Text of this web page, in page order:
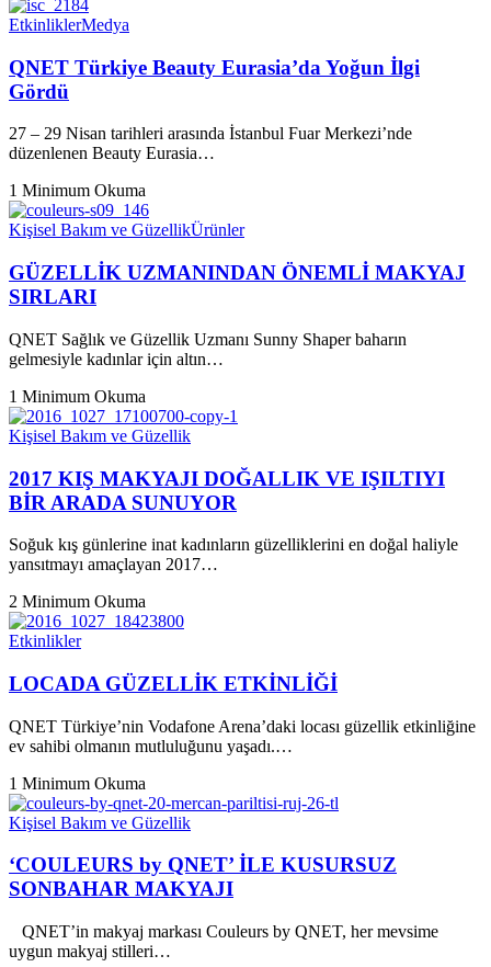
EtkinliklerMedya
QNET Türkiye Beauty Eurasia’da Yoğun İlgi
Gördü
27 – 29 Nisan tarihleri arasında İstanbul Fuar Merkezi’nde
düzenlenen Beauty Eurasia…
1 Minimum Okuma
Kişisel Bakım ve GüzellikÜrünler
GÜZELLİK UZMANINDAN ÖNEMLİ MAKYAJ
SIRLARI
QNET Sağlık ve Güzellik Uzmanı Sunny Shaper baharın
gelmesiyle kadınlar için altın…
1 Minimum Okuma
Kişisel Bakım ve Güzellik
2017 KIŞ MAKYAJI DOĞALLIK VE IŞILTIYI
BİR ARADA SUNUYOR
Soğuk kış günlerine inat kadınların güzelliklerini en doğal haliyle
yansıtmayı amaçlayan 2017…
2 Minimum Okuma
Etkinlikler
LOCADA GÜZELLİK ETKİNLİĞİ
QNET Türkiye’nin Vodafone Arena’daki locası güzellik etkinliğine
ev sahibi olmanın mutluluğunu yaşadı.…
1 Minimum Okuma
Kişisel Bakım ve Güzellik
‘COULEURS by QNET’ İLE KUSURSUZ
SONBAHAR MAKYAJI
QNET’in makyaj markası Couleurs by QNET, her mevsime
uygun makyaj stilleri…